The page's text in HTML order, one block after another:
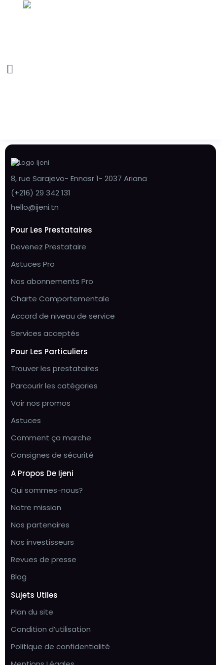
8, rue Sarajevo- Ennasr 1- 2037 Ariana
(+216) 29 342 131
hello@ijeni.tn
Pour Les Prestataires
Devenez Prestataire
Astuces Pro
Nos abonnements Pro
Charte Comportementale
Accord de niveau de service
Services acceptés
Pour Les Particuliers
Trouver les prestataires
Parcourir les catégories
Voir nos promos
Astuces
Comment ça marche
Consignes de sécurité
A Propos De Ijeni
Qui sommes-nous?
Notre mission
Nos partenaires
Nos investisseurs
Revues de presse
Blog
Sujets Utiles
Plan du site
Condition d’utilisation
Politique de confidentialité